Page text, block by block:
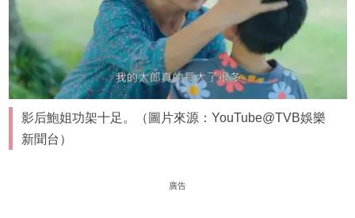
影后鮑姐功架十足。（圖片來源：YouTube@TVB娛樂
新聞台）
廣告